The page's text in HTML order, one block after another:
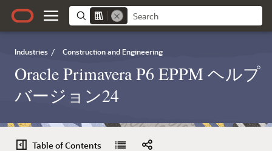
Industries / Construction and Engineering
Oracle Primavera P6 EPPM ヘルプ
バージョン24
Table of Contents